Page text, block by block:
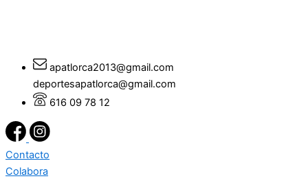
apatlorca2013@gmail.com
deportesapatlorca@gmail.com
616 09 78 12
Contacto
Colabora